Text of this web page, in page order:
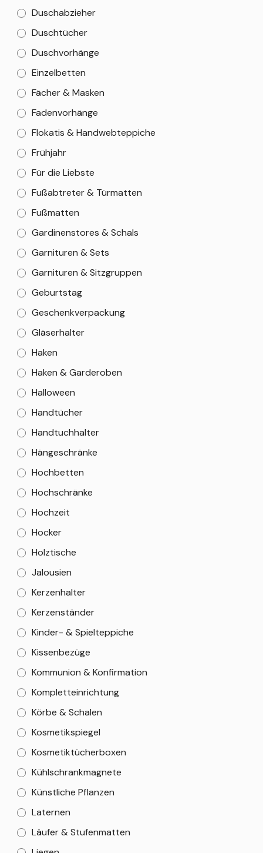
Duschabzieher
Duschtücher
Duschvorhänge
Einzelbetten
Fächer & Masken
Fadenvorhänge
Flokatis & Handwebteppiche
Frühjahr
Für die Liebste
Fußabtreter & Türmatten
Fußmatten
Gardinenstores & Schals
Garnituren & Sets
Garnituren & Sitzgruppen
Geburtstag
Geschenkverpackung
Gläserhalter
Haken
Haken & Garderoben
Halloween
Handtücher
Handtuchhalter
Hängeschränke
Hochbetten
Hochschränke
Hochzeit
Hocker
Holztische
Jalousien
Kerzenhalter
Kerzenständer
Kinder- & Spielteppiche
Kissenbezüge
Kommunion & Konfirmation
Kompletteinrichtung
Körbe & Schalen
Kosmetikspiegel
Kosmetiktücherboxen
Kühlschrankmagnete
Künstliche Pflanzen
Laternen
Läufer & Stufenmatten